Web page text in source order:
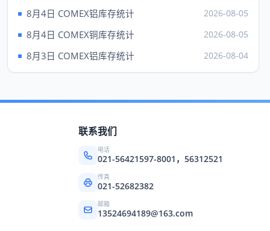
品种 Au99.95 Au99.99
成交 ---
---
最低
---
918.00
---
---
8月4日 COMEX铝库存统计 2026-08-05
8月4日 COMEX铜库存统计 2026-08-05
8月3日 COMEX铝库存统计 2026-08-04
联系我们
电话
021-56421597-8001，56312521
传真
021-52682382
邮箱
13524694189@163.com